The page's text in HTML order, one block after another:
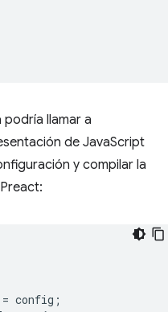
podría llamar a
de JavaScript
y compilar la
= config ;